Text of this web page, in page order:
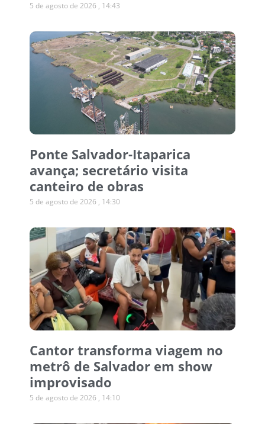
5 de agosto de 2026 14:43
Ponte Salvador-Itaparica
avança; secretário visita
canteiro de obras
5 de agosto de 2026 14:30
Cantor transforma viagem no
metrô de Salvador em show
improvisado
5 de agosto de 2026 14:10